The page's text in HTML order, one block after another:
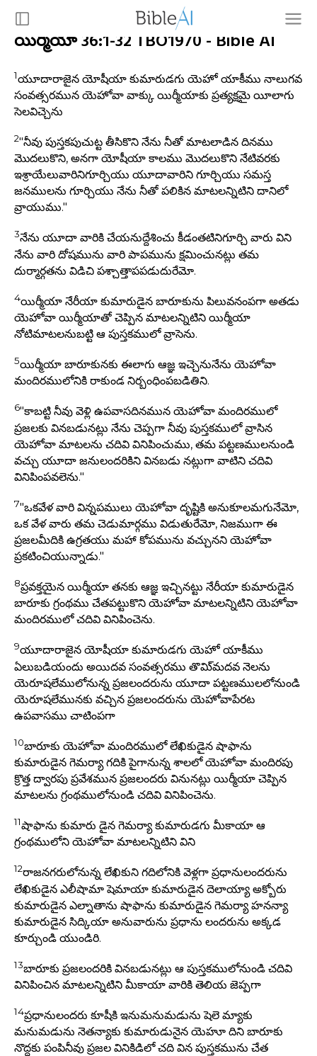
యిర్మియా 36:1-32 TBO1970 - Bible AI
1యూదారాజైన యోషీయా కుమారుడగు యెహో యాకీము నాలుగవ
సంవత్సరమున యెహోవా వాక్కు యిర్మీయాకు ప్రత్యక్షమై యీలాగు
సెలవిచ్చెను
2"నీవు పుస్తకపుచుట్ట తీసికొని నేను నీతో మాటలాడిన దినము
మొదలుకొని, అనగా యోషీయా కాలము మొదలుకొని నేటివరకు
ఇశ్రాయేలువారినిగూర్చియు యూదావారిని గూర్చియు సమస్త
జనములను గూర్చియు నేను నీతో పలికిన మాటలన్నిటిని దానిలో
వ్రాయుము."
3నేను యూదా వారికి చేయనుద్దేశించు కీడంతటినిగూర్చి వారు విని
నేను వారి దోషమును వారి పాపమును క్షమించునట్లు తమ
దుర్మార్గతను విడిచి పశ్చాత్తాపపడుదురేమో.
4యిర్మీయా నేరీయా కుమారుడైన బారూకును పిలువనంపగా అతడు
యెహోవా యిర్మీయాతో చెప్పిన మాటలన్నిటిని యిర్మీయా
నోటిమాటలనుబట్టి ఆ పుస్తకములో వ్రాసెను.
5యిర్మీయా బారూకునకు ఈలాగు ఆజ్ఞ ఇచ్చెనునేను యెహోవా
మందిరములోనికి రాకుండ నిర్బంధింపబడితిని.
6"కాబట్టి నీవు వెళ్లి ఉపవాసదినమున యెహోవా మందిరములో
ప్రజలకు వినబడునట్లు నేను చెప్పగా నీవు పుస్తకములో వ్రాసిన
యెహోవా మాటలను చదివి వినిపించుము, తమ పట్టణములనుండి
వచ్చు యూదా జనులందరికిని వినబడు నట్లుగా వాటిని చదివి
వినిపింపవలెను."
7"ఒకవేళ వారి విన్నపములు యెహోవా దృష్టికి అనుకూలమగునేమో,
ఒక వేళ వారు తమ చెడుమార్గము విడుతురేమో, నిజముగా ఈ
ప్రజలమీదికి ఉగ్రతయు మహా కోపమును వచ్చునని యెహోవా
ప్రకటించియున్నాడు."
8ప్రవక్తయైన యిర్మీయా తనకు ఆజ్ఞ ఇచ్చినట్టు నేరీయా కుమారుడైన
బారూకు గ్రంథము చేతపట్టుకొని యెహోవా మాటలన్నిటిని యెహోవా
మందిరములో చదివి వినిపించెను.
9యూదారాజైన యోషీయా కుమారుడగు యెహో యాకీము
ఏలుబడియందు అయిదవ సంవత్సరము తొమి్మదవ నెలను
యెరూషలేములోనున్న ప్రజలందరును యూదా పట్టణములలోనుండి
యెరూషలేమునకు వచ్చిన ప్రజలందరును యెహోవాపేరట
ఉపవాసము చాటింపగా
10బారూకు యెహోవా మందిరములో లేఖికుడైన షాఫాను
కుమారుడైన గెమర్యా గదికి పైగానున్న శాలలో యెహోవా మందిరపు
క్రొత్త ద్వారపు ప్రవేశమున ప్రజలందరు వినునట్లు యిర్మీయా చెప్పిన
మాటలను గ్రంథములోనుండి చదివి వినిపించెను.
11షాఫాను కుమారు డైన గెమర్యా కుమారుడగు మీకాయా ఆ
గ్రంథములోని యెహోవా మాటలన్నిటిని విని
12రాజనగరులోనున్న లేఖికుని గదిలోనికి వెళ్లగా ప్రధానులందరును
లేఖికుడైన ఎలీషామా షెమాయా కుమారుడైన దెలాయ్యా అక్బోరు
కుమారుడైన ఎల్నాతాను షాఫాను కుమారుడైన గెమర్యా హనన్యా
కుమారుడైన సిద్కియా అనువారును ప్రధాను లందరును అక్కడ
కూర్చుండి యుండిరి.
13బారూకు ప్రజలందరికి వినబడునట్లు ఆ పుస్తకములోనుండి చదివి
వినిపించిన మాటలన్నిటిని మీకాయా వారికి తెలియ జెప్పగా
14ప్రధానులందరు కూషీకి ఇనుమనుమడును షెలె మ్యాకు
మనుమడును నెతన్యాకు కుమారుడునైన యెహూ దిని బారూకు
నొద్దకు పంపినీవు ప్రజల వినికిడిలో చది విన పుస్తకమును చేత